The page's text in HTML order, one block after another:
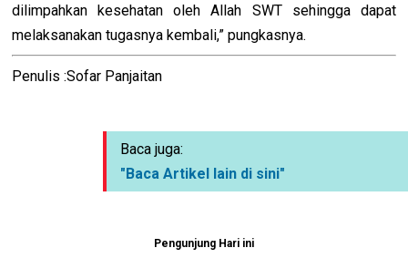
dilimpahkan kesehatan oleh Allah SWT sehingga dapat
melaksanakan tugasnya kembali,” pungkasnya.
Penulis :Sofar Panjaitan
Baca juga:
"Baca Artikel lain di sini"
Pengunjung Hari ini